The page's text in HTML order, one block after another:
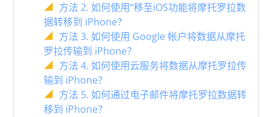
方法 2. 如何使用“移至iOS功能将摩托罗拉数
据转移到 iPhone？
方法 3. 如何使用 Google 帐户将数据从摩托
罗拉传输到 iPhone？
方法 4. 如何使用云服务将数据从摩托罗拉传
输到 iPhone？
方法 5. 如何通过电子邮件将摩托罗拉数据转
移到 iPhone？